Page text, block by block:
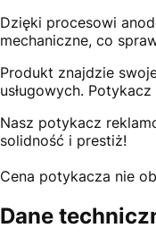
Dzięki procesowi
mechaniczne, co
Produkt znajdzie
usługowych.
Nasz potykacz
solidność i prestiż!
Cena potykacza nie
Dane